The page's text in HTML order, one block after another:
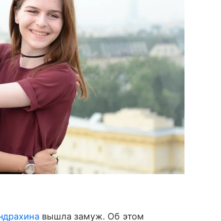
вышла замуж. Об этом